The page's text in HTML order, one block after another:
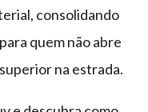
consolidando
quem não abre
na estrada.